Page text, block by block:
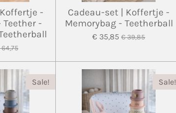
-
Teether -
Cadeau-set | Koffertje -
Memorybag - Teetherball
€ 35,85 € 39,85
Sale! Sale!